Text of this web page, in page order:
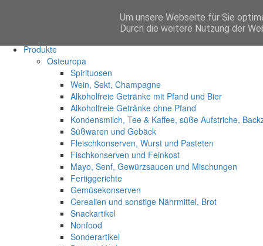
Produkte
Osteuropa
Spirituosen
Wein, Sekt, Champagne
Alkoholfreie Getränke mit Pfand und Bier
Alkoholfreie Getränke ohne Pfand
Kondensmilch, Tee & Kaffee, süße Aufstriche,
Süßwaren und Gebäck
Fleischkonserven, Wurst und Pasteten
Fischkonserven und Feinkost
Mayo, Senf, Gewürzsaucen und Mischungen
Fertiggerichte
Gemüsekonserven
Cerealien und sonstige Nährmittel, Brot
Snackartikel
Nonfood
Sonderartikel
Um unsere Webseite für Sie
Durch die weitere Nutzung der